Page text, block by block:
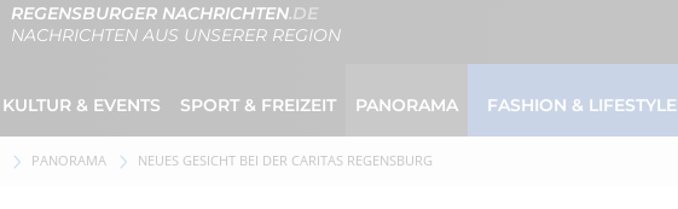
REGENSBURGER NACHRICHTEN.DE
NACHRICHTEN AUS UNSERER REGION
KULTUR & EVENTS SPORT & FREIZEIT PANORAMA FASHION & LIFESTYLE
PANORAMA NEUES GESICHT BEI DER CARITAS REGENSBURG